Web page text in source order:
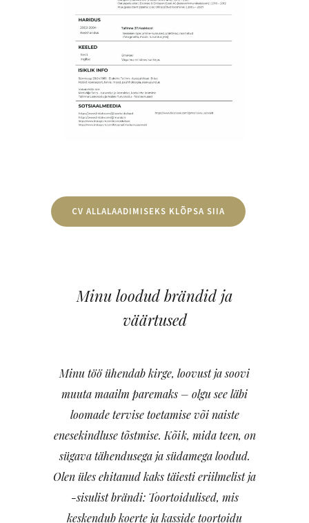
CV ALLALAADIMISEKS KLÕPSA SIIA
Minu loodud brändid ja
väärtused
Minu töö ühendab kirge, loovust ja soovi
muuta maailm paremaks – olgu see läbi
loomade tervise toetamise või naiste
enesekindluse tõstmise. Kõik, mida teen, on
sügava tähendusega ja südamega loodud.
Olen üles ehitanud kaks täiesti eriilmelist ja
-sisulist brändi: Toortoidulised, mis
keskendub koerte ja kasside toortoidu